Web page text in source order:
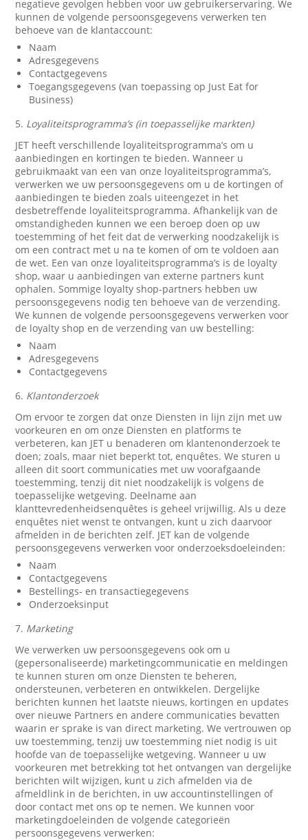
negatieve gevolgen hebben voor uw gebruikerservaring. We
kunnen de volgende persoonsgegevens verwerken ten
behoeve van de klantaccount:
Naam
Adresgegevens
Contactgegevens
Toegangsgegevens (van toepassing op Just Eat for
Business)
5. Loyaliteitsprogramma’s (in toepasselijke markten)
JET heeft verschillende loyaliteitsprogramma’s om u
aanbiedingen en kortingen te bieden. Wanneer u
gebruikmaakt van een van onze loyaliteitsprogramma’s,
verwerken we uw persoonsgegevens om u de kortingen of
aanbiedingen te bieden zoals uiteengezet in het
desbetreffende loyaliteitsprogramma. Afhankelijk van de
omstandigheden kunnen we een beroep doen op uw
toestemming of het feit dat de verwerking noodzakelijk is
om een contract met u na te komen of om te voldoen aan
de wet. Een van onze loyaliteitsprogramma’s is de loyalty
shop, waar u aanbiedingen van externe partners kunt
ophalen. Sommige loyalty shop-partners hebben uw
persoonsgegevens nodig ten behoeve van de verzending.
We kunnen de volgende persoonsgegevens verwerken voor
de loyalty shop en de verzending van uw bestelling:
Naam
Adresgegevens
Contactgegevens
6. Klantonderzoek
Om ervoor te zorgen dat onze Diensten in lijn zijn met uw
voorkeuren en om onze Diensten en platforms te
verbeteren, kan JET u benaderen om klantenonderzoek te
doen; zoals, maar niet beperkt tot, enquêtes. We sturen u
alleen dit soort communicaties met uw voorafgaande
toestemming, tenzij dit niet noodzakelijk is volgens de
toepasselijke wetgeving. Deelname aan
klanttevredenheidsenquêtes is geheel vrijwillig. Als u deze
enquêtes niet wenst te ontvangen, kunt u zich daarvoor
afmelden in de berichten zelf. JET kan de volgende
persoonsgegevens verwerken voor onderzoeksdoeleinden:
Naam
Contactgegevens
Bestellings- en transactiegegevens
Onderzoeksinput
7. Marketing
We verwerken uw persoonsgegevens ook om u
(gepersonaliseerde) marketingcommunicatie en meldingen
te kunnen sturen om onze Diensten te beheren,
ondersteunen, verbeteren en ontwikkelen. Dergelijke
berichten kunnen het laatste nieuws, kortingen en updates
over nieuwe Partners en andere communicaties bevatten
waarin er sprake is van direct marketing. We vertrouwen op
uw toestemming, tenzij uw toestemming niet nodig is uit
hoofde van de toepasselijke wetgeving. Wanneer u uw
voorkeuren met betrekking tot het ontvangen van dergelijke
berichten wilt wijzigen, kunt u zich afmelden via de
afmeldlink in de berichten, in uw accountinstellingen of
door contact met ons op te nemen. We kunnen voor
marketingdoeleinden de volgende categorieën
persoonsgegevens verwerken: